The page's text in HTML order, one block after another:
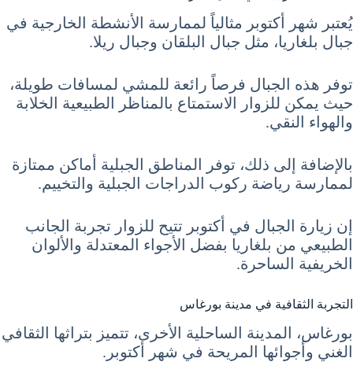
يُعتبر شهر أكتوبر مثالياً لممارسة الأنشطة الخارجية في
جبال بلغاريا، مثل جبال البلقان وجبال ريلا.
توفر هذه الجبال فرصاً رائعة للمشي لمسافات طويلة،
حيث يمكن للزوار الاستمتاع بالمناظر الطبيعية الخلابة
والهواء النقي.
بالإضافة إلى ذلك، توفر المناطق الجبلية أماكن ممتازة
لممارسة رياضة ركوب الدراجات الجبلية والتخييم.
إن زيارة الجبال في أكتوبر تتيح للزوار تجربة الجانب
الطبيعي من بلغاريا بفضل الأجواء المعتدلة والألوان
الخريفية الساحرة.
التجربة الثقافية في مدينة بورغاس
بورغاس، المدينة الساحلية الأخرى، تتميز بتراثها الثقافي
الغني وأجوائها المريحة في شهر أكتوبر.